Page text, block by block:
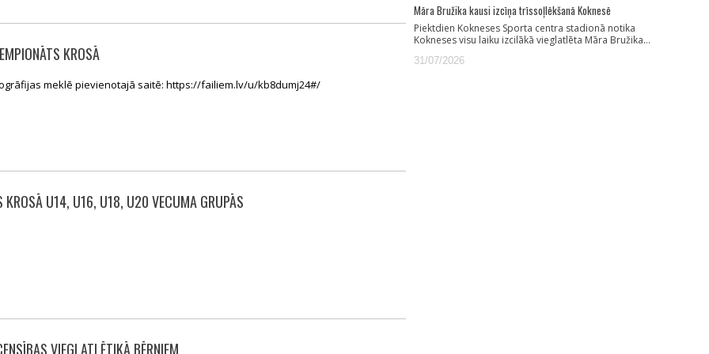
KROSĀ
meklē pievienotajā saitē: https://failiem.lv/u/kb8dumj24#/
KROSĀ U14, U16, U18, U20 VECUMA GRUPĀS
VIEGLATLĒTIKĀ BĒRNIEM
Māra Bružika kausi izcīņa trīssoļlēkšanā Koknesē
Piektdien Kokneses Sporta centra stadionā notika
Kokneses visu laiku izcilākā vieglatlēta Māra Bružika…
31/07/2026